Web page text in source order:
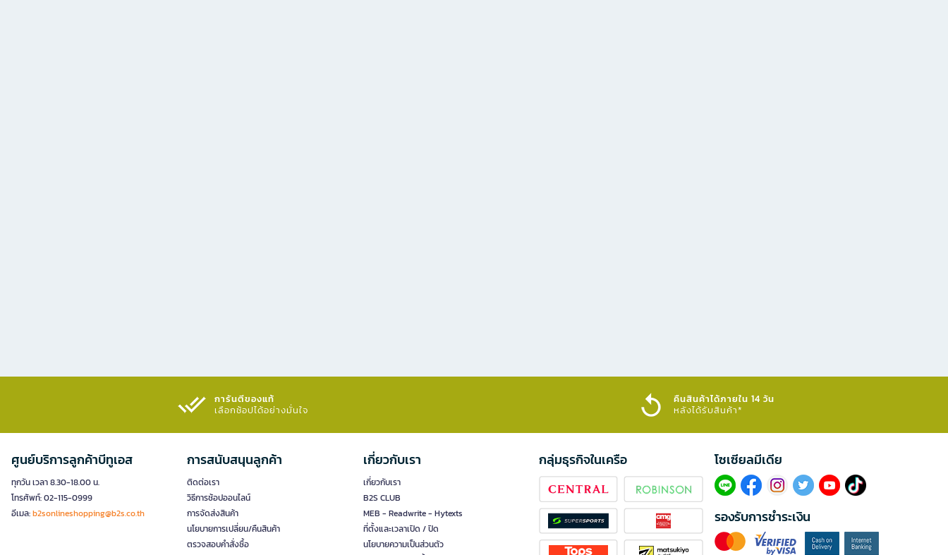
การันตีของแท้
เลือกช้อปได้อย่างมั่นใจ​
คืนสินค้าได้ภายใน 14 วัน
หลังได้รับสินค้า*
ศูนย์บริการลูกค้าบีทูเอส
ทุกวัน เวลา 8.30-18.00 น.
โทรศัพท์: 02-115-0999
อีเมล:b2sonlineshopping@b2s.co.th
การสนับสนุนลูกค้า
ติดต่อเรา
วิธีการช้อปออนไลน์
การจัดส่งสินค้า
นโยบายการเปลี่ยน/คืนสินค้า
ตรวจสอบคำสั่งซื้อ
เกี่ยวกับเรา
เกี่ยวกับเรา
B2S CLUB
MEB - Readwrite - Hytexts
ที่ตั้งและเวลาเปิด / ปิด
นโยบายความเป็นส่วนตัว
กลุ่มธุรกิจในเครือ โซเซียลมีเดีย​
รองรับการชำระเงิน